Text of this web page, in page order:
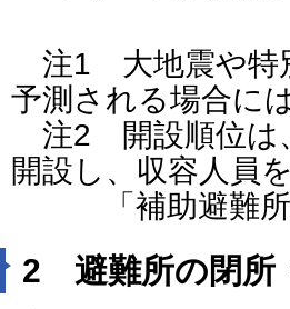
注1 大地震や特
予測される場合に
注2 開設順位は
開設し、収容人員
「補助避難所
2 避難所の閉所